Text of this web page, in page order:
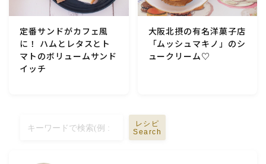
定番サンドがカフェ風
に！ ハムとレタスとト
マトのボリュームサンド
イッチ
大阪北摂の有名洋菓子店
「ムッシュマキノ」のシ
ュークリーム♡
レシピ
Search